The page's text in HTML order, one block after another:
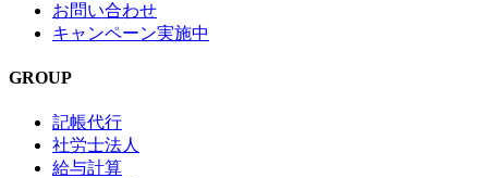
お問い合わせ
キャンペーン実施中
GROUP
記帳代行
社労士法人
給与計算